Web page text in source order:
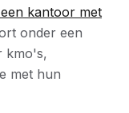
kantoor met
onder een
kmo's,
met hun